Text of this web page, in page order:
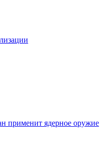
применит ядерное оружие